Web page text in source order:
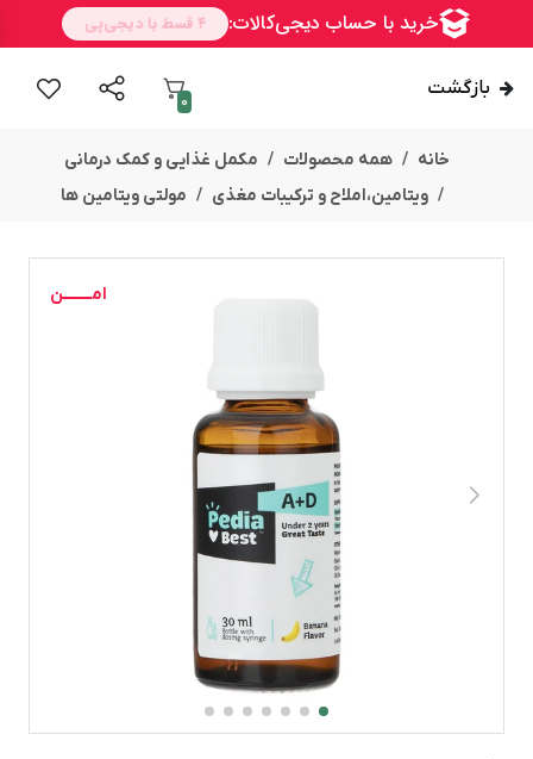
بازگشت
0
خانه همه محصولات
مکمل غذایی و کمک درمانی
ویتامین،املاح و ترکیبات مغذی
مولتی ویتامین ها
امــــــــن